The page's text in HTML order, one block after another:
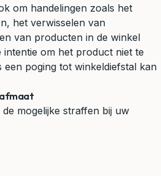
om handelingen zoals het
het verwisselen van
van producten in de winkel
intentie om het product niet te
een poging tot winkeldiefstal kan
mogelijke straffen bij uw